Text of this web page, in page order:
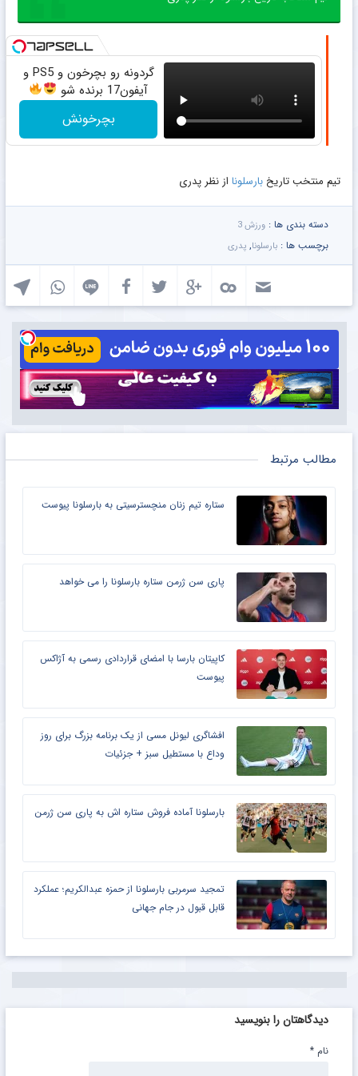
گردونه رو بچرخون و PS5 و
آیفون17 برنده شو
بچرخونش
تیم منتخب تاریخ بارسلونا از نظر پدری
دسته بندی ها : ورزش 3
برچسب ها : بارسلونا, پدری
مطالب مرتبط
ستاره تیم زنان منچسترسیتی به بارسلونا پیوست
پاری سن ژرمن ستاره بارسلونا را می خواهد
کاپیتان بارسا با امضای قراردادی رسمی به آژاکس
پیوست
افشاگری لیونل مسی از یک برنامه بزرگ برای روز
وداع با مستطیل سبز + جزئیات
بارسلونا آماده فروش ستاره اش به پاری سن ژرمن
تمجید سرمربی بارسلونا از حمزه عبدالکریم؛ عملکرد
قابل قبول در جام جهانی
دیدگاهتان را بنویسید
نام *